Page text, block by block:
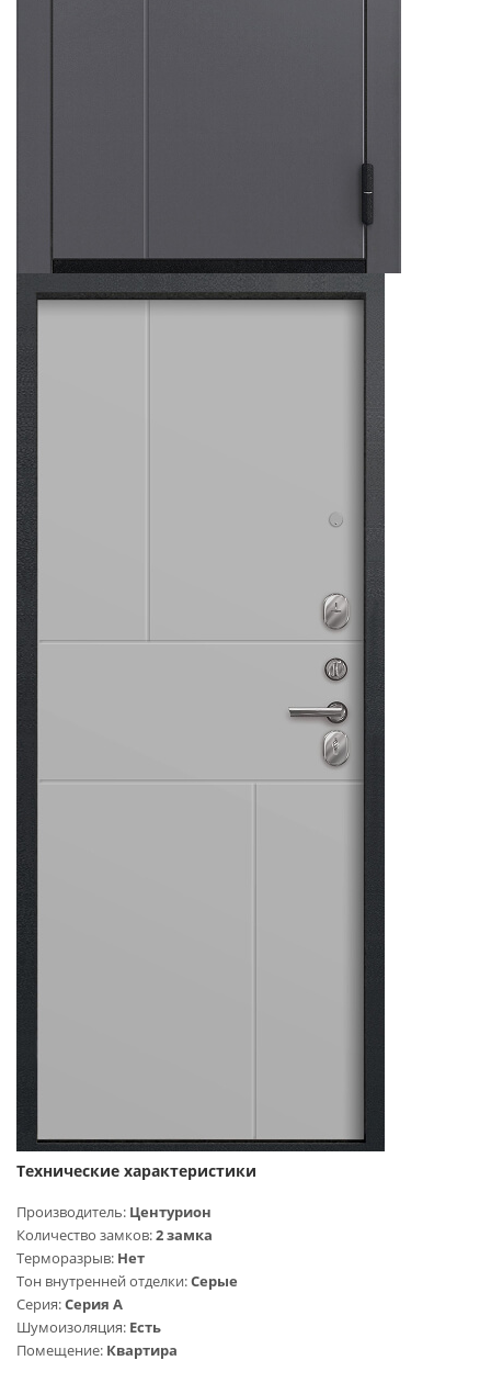
Технические характеристики
Производитель: Центурион
Количество замков:2 замка
Терморазрыв: Нет
Тон внутренней отделки:Серые
Серия:Серия A
Шумоизоляция: Есть
Помещение: Квартира